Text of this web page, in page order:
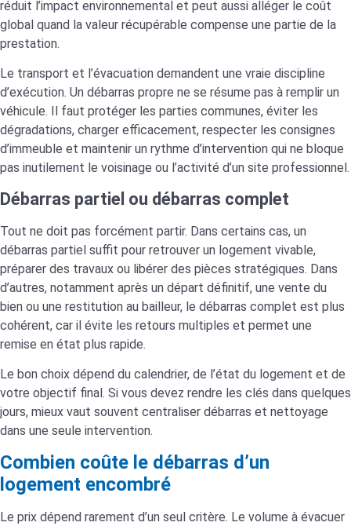
réduit l’impact environnemental et peut aussi alléger le coût
global quand la valeur récupérable compense une partie de la
prestation.
Le transport et l’évacuation demandent une vraie discipline
d’exécution. Un débarras propre ne se résume pas à remplir un
véhicule. Il faut protéger les parties communes, éviter les
dégradations, charger efficacement, respecter les consignes
d’immeuble et maintenir un rythme d’intervention qui ne bloque
pas inutilement le voisinage ou l’activité d’un site professionnel.
Débarras partiel ou débarras complet
Tout ne doit pas forcément partir. Dans certains cas, un
débarras partiel suffit pour retrouver un logement vivable,
préparer des travaux ou libérer des pièces stratégiques. Dans
d’autres, notamment après un départ définitif, une vente du
bien ou une restitution au bailleur, le débarras complet est plus
cohérent, car il évite les retours multiples et permet une
remise en état plus rapide.
Le bon choix dépend du calendrier, de l’état du logement et de
votre objectif final. Si vous devez rendre les clés dans quelques
jours, mieux vaut souvent centraliser débarras et nettoyage
dans une seule intervention.
Combien coûte le débarras d’un
logement encombré
Le prix dépend rarement d’un seul critère. Le volume à évacuer